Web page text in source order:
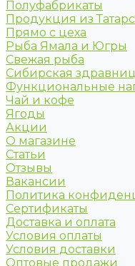
Полуфабрикаты
Продукция из
Прямо с цеха
Рыба Ямала и Югры
Свежая рыба
Сибирская
Функциональные
Чай и кофе
Ягоды
Акции
О магазине
Статьи
Отзывы
Вакансии
Политика
Сертификаты
Доставка и оплата
Условия оплаты
Условия доставки
Оптовые продажи